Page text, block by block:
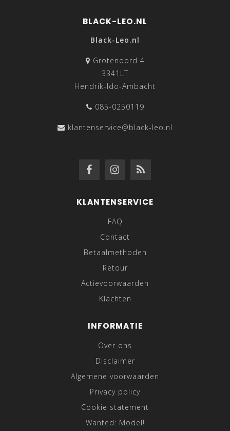
BLACK-LEO.NL
Black-Leo.nl
Grotenoord 4
3341LT
Hendrik-Ido-Ambacht
085-0250119
klantenservice@black-leo.nl
KLANTENSERVICE
FAQ
Contact
Betaalmethoden
Retour
Actievoorwaarden
Klachten
INFORMATIE
Over ons
Disclaimer
Algemene voorwaarden
Privacy policy
Cookie statement
Wanted: Model!